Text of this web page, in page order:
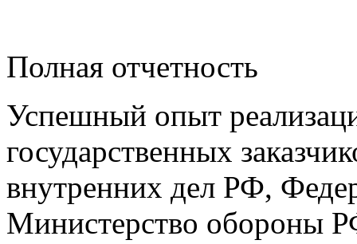
Полная отчетность
Успешный опыт
государственных
внутренних дел РФ,
Министерство обороны